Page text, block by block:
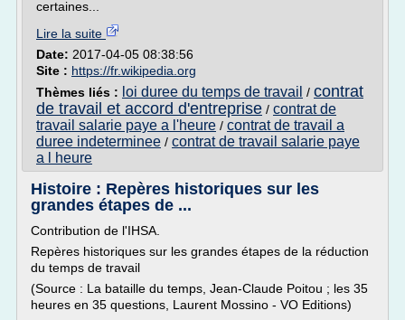
certaines...
Lire la suite
Date: 2017-04-05 08:38:56
Site : https://fr.wikipedia.org
Thèmes liés : loi duree du temps de travail / contrat
de travail et accord d'entreprise / contrat de
travail salarie paye a l'heure / contrat de travail a
duree indeterminee / contrat de travail salarie paye
a l heure
Histoire : Repères historiques sur les
grandes étapes de ...
Contribution de l'IHSA.
Repères historiques sur les grandes étapes de la réduction
du temps de travail
(Source : La bataille du temps, Jean-Claude Poitou ; les 35
heures en 35 questions, Laurent Mossino - VO Editions)